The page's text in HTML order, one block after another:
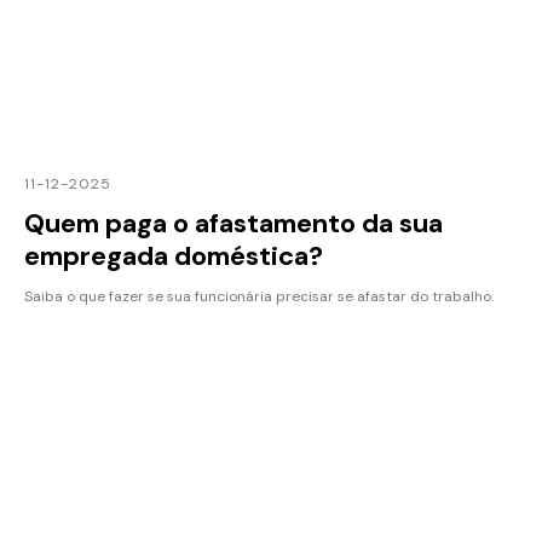
11-12-2025
Quem paga o afastamento da sua
empregada doméstica?
Saiba o que fazer se sua funcionária precisar se afastar do trabalho.